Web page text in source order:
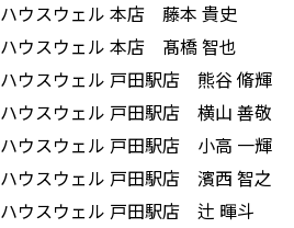
ハウスウェル 本店 藤本 貴史
ハウスウェル 本店 髙橋 智也
ハウスウェル 戸田駅店 熊谷 脩輝
ハウスウェル 戸田駅店 横山 善敬
ハウスウェル 戸田駅店 小高 一輝
ハウスウェル 戸田駅店 濱西 智之
ハウスウェル 戸田駅店 辻 暉斗